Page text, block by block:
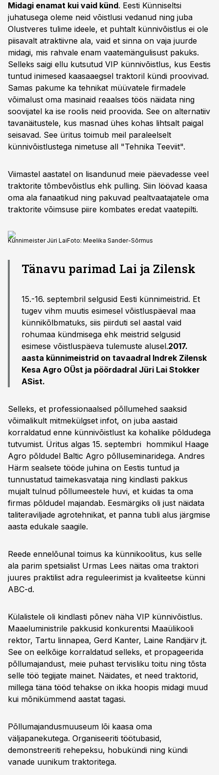
Midagi enamat kui vaid künd. Eesti Künniseltsi
juhatusega oleme neid võistlusi vedanud ning juba
Olustveres tulime ideele, et puhtalt künnivõistlus ei ole
piisavalt atraktiivne ala, vaid et sinna on vaja juurde
midagi, mis rahvale enam vaatemängulisust pakuks.
Selleks saigi ellu kutsutud VIP künnivõistlus, kus Eestis
tuntud inimesed kaasaaegsel traktoril kündi proovivad.
Samas pakume ka tehnikat müüvatele firmadele
võimalust oma masinaid reaalses töös näidata ning
soovijatel ka ise roolis neid proovida. See on alternatiiv
tavanäitustele, kus masnad ühes kohas lihtsalt paigal
seisavad. See üritus toimub meil paraleelselt
künnivõistlustega nimetuse all "Tehnika Teeviit".
Viimastel aastatel on lisandunud meie päevadesse veel
traktorite tõmbevõistlus ehk pulling. Siin löövad kaasa
oma ala fanaatikud ning pakuvad pealtvaatajatele oma
traktorite võimsuse piire kombates eredat vaatepilti.
Künnimeister Jüri LaiFoto: Meelika Sander-Sõrmus
Tänavu parimad Lai ja Zilensk
15.-16. septembril selgusid Eesti künnimeistrid. Et
tugev vihm muutis esimesel võistluspäeval maa
künnikõlbmatuks, siis piirduti sel aastal vaid
rohumaa kündmisega ehk meistrid selgusid
esimese võistluspäeva tulemuste alusel.2017.
aasta künnimeistrid on tavaadral Indrek Zilensk
Kesa Agro OÜst ja pöördadral Jüri Lai Stokker
ASist.
Selleks, et professionaalsed põllumehed saaksid
võimalikult mitmekülgset infot, on juba aastaid
korraldatud enne künnivõistlust ka kohalike põldudega
tutvumist. Üritus algas 15. septembri hommikul Haage
Agro põldudel Baltic Agro põlluseminaridega. Andres
Härm sealsete tööde juhina on Eestis tuntud ja
tunnustatud taimekasvataja ning kindlasti pakkus
mujalt tulnud põllumeestele huvi, et kuidas ta oma
firmas põldudel majandab. Eesmärgiks oli just näidata
taliteraviljade agrotehnikat, et panna tubli alus järgmise
aasta edukale saagile.
Reede ennelõunal toimus ka künnikoolitus, kus selle
ala parim spetsialist Urmas Lees näitas oma traktori
juures praktilist adra reguleerimist ja kvaliteetse künni
ABC-d.
Külalistele oli kindlasti põnev näha VIP künnivõistlus.
Maaeluministrile pakkusid konkurentsi Maaülikooli
rektor, Tartu linnapea, Gerd Kanter, Laine Randjärv jt.
See on eelkõige korraldatud selleks, et propageerida
põllumajandust, meie puhast tervisliku toitu ning tõsta
selle töö tegijate mainet. Näidates, et need traktorid,
millega täna tööd tehakse on ikka hoopis midagi muud
kui mõnikümmend aastat tagasi.
Põllumajandusmuuseum lõi kaasa oma
väljapanekutega. Organiseeriti töötubasid,
demonstreeriti rehepeksu, hobukündi ning kündi
vanade uunikum traktoritega.